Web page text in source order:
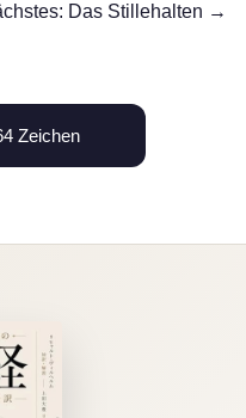
Das Stillehalten →
Zeichen